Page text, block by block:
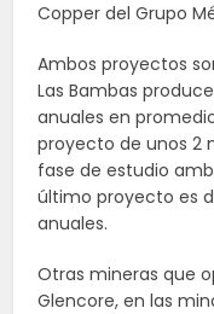
Copper del Grupo
Ambos proyectos
Las Bambas
anuales en
proyecto de unos 2
fase de estudio
último proyecto es
anuales.
Otras mineras que
Glencore, en las